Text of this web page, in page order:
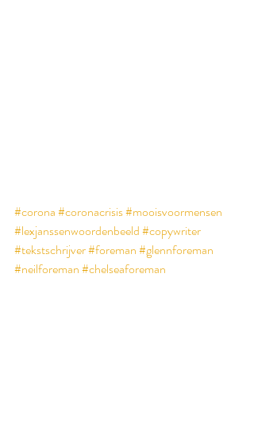
#corona#coronacrisis#mooisvoormensen
#lexjanssenwoordenbeeld#copywriter
#tekstschrijver#foreman#glennforeman
#neilforeman#chelseaforeman